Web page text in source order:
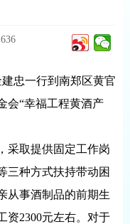
636
忠一行到南郑区黄官
会“幸福工程黄酒产
取提供固定工作岗
三种方式扶持带动困
从事酒制品的前期生
资2300元左右。对于